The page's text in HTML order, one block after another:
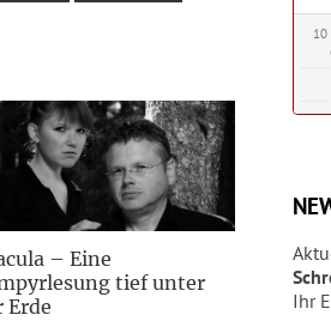
– Eine
tief unter
Erde
Ihr